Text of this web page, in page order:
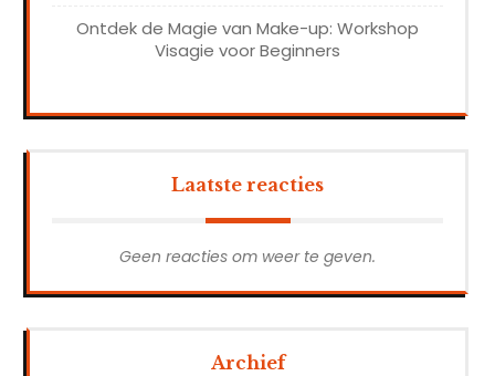
Ontdek de Magie van Make-up: Workshop
Visagie voor Beginners
Laatste reacties
Geen reacties om weer te geven.
Archief